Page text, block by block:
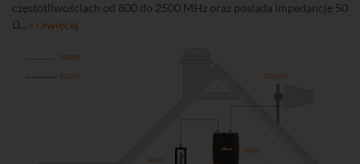
częstotliwościach od 800 do 2500 MHz oraz posiada impedancję 50
Ω...>>>więcej
A6813
A6785
E83287
E83285
A741030